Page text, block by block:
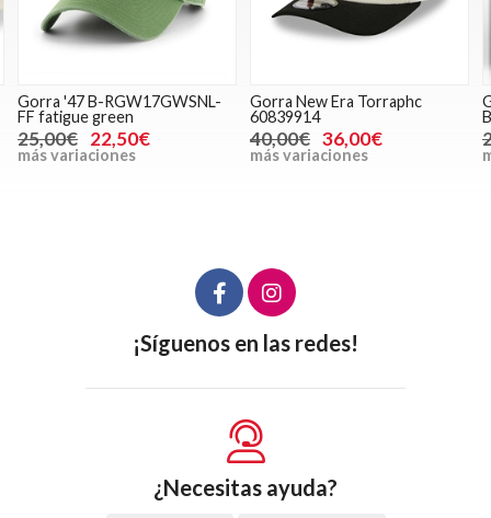
Gorra '47 B-RGW17GWSNL-
FF fatigue green
25,00€ 22,50€
más variaciones
Gorra New Era Torraphc
60839914
40,00€ 36,00€
más variaciones
¡Síguenos en las redes!
¿Necesitas ayuda?